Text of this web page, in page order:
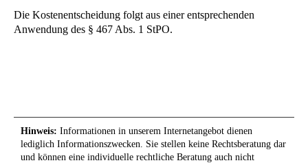
Die Kostenentscheidung folgt aus einer entsprechenden
Anwendung des § 467 Abs. 1 StPO.
Hinweis: Informationen in unserem Internetangebot dienen
lediglich Informationszwecken. Sie stellen keine Rechtsberatung dar
und können eine individuelle rechtliche Beratung auch nicht